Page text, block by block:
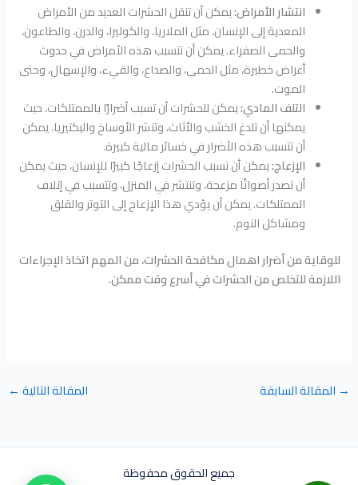
انتشار الأمراض:يمكن أن تنقل الحشرات العديد من الأمراض
المعدية إلى الإنسان، مثل الملاريا، والكوليرا، والدرن، والطاعون،
والحمى الصفراء. يمكن أن تتسبب هذه الأمراض في حدوث
أعراض خطيرة، مثل الحمى، والصداع، والقيء، والإسهال، وحتى
الموت.
التلف المادي:يمكن للحشرات أن تسبب أضرارًا بالممتلكات، حيث
يمكنها أن تلدغ الخشب والأثاث، وتنشر الأوساخ والبكتيريا. يمكن
أن تتسبب هذه الأضرار في خسائر مالية كبيرة.
الإزعاج:يمكن أن تسبب الحشرات إزعاجًا كبيرًا للإنسان، حيث يمكن
أن تصدر أصواتًا مزعجة، وتنتشر في المنزل، وتتسبب في إتلاف
الممتلكات. يمكن أن يؤدي هذا الإزعاج إلى التوتر والقلق
ومشاكل النوم.
للوقاية من أضرار اهمال مكافحة الحشرات، من المهم اتخاذ الإجراءات
اللازمة للتخلص من الحشرات في أسرع وقت ممكن.
→ المقالة السابقة المقالة التالية ←
جميع الحقوق محفوظة